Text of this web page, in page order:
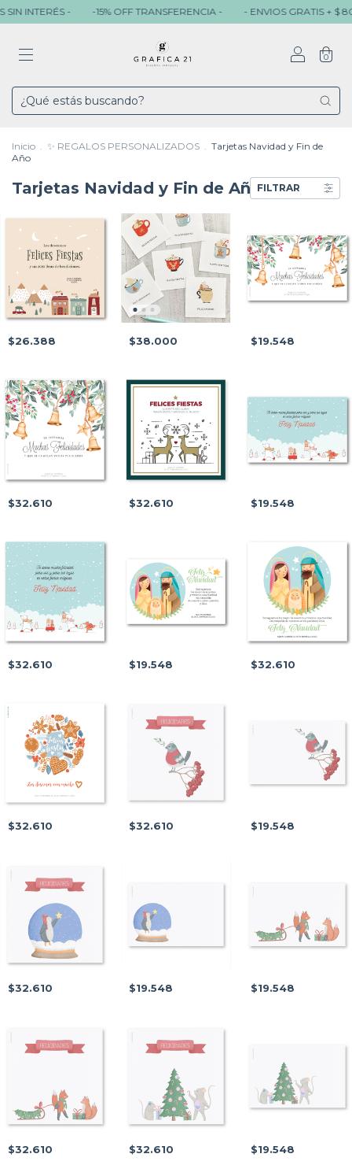
- -15% OFF TRANSFERENCIA - - ENVIOS GRATIS + $ 80.000 -
0
Inicio . ✨ REGALOS PERSONALIZADOS . Tarjetas Navidad y Fin de
Año
Tarjetas Navidad y Fin de AñoFILTRAR
$26.388 $38.000 $19.548
$32.610 $32.610 $19.548
$32.610 $19.548 $32.610
$32.610 $32.610 $19.548
$32.610 $19.548 $19.548
$32.610 $32.610 $19.548